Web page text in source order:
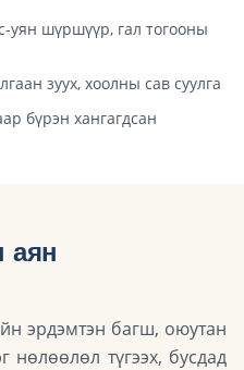
уян шүршүүр, гал тогооны
зуух, хоолны сав суулга
бүрэн хангагдсан
аян
эрдэмтэн багш, оюутан
нөлөөлөл түгээх, бусдад